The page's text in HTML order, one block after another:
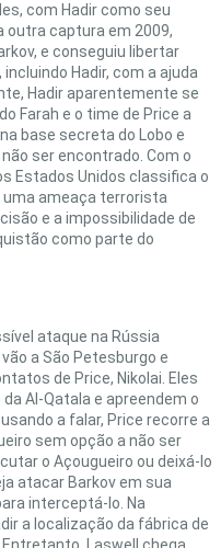
com Hadir como seu
outra captura em 2009,
e conseguiu libertar
Hadir, com a ajuda
Hadir aparentemente se
Farah e o time de Price a
base secreta do Lobo e
ser encontrado. Com o
Estados Unidos classifica o
uma ameaça terrorista
e a impossibilidade de
como parte do
ataque na Rússia
a São Petesburgo e
de Price, Nikolai. Eles
Al-Qatala e apreendem o
a falar, Price recorre a
sem opção a não ser
o Açougueiro ou deixá-lo
atacar Barkov em sua
interceptá-lo. Na
a localização da fábrica de